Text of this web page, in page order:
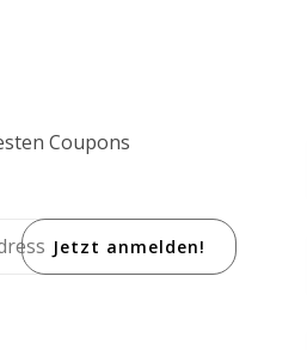
Coupons
Jetzt anmelden!